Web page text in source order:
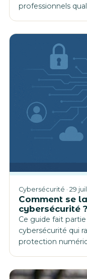
professionnels
Cybersécurité · 29
Comment se
cybersécurité ?
Ce guide fait
cybersécurité qui
protection